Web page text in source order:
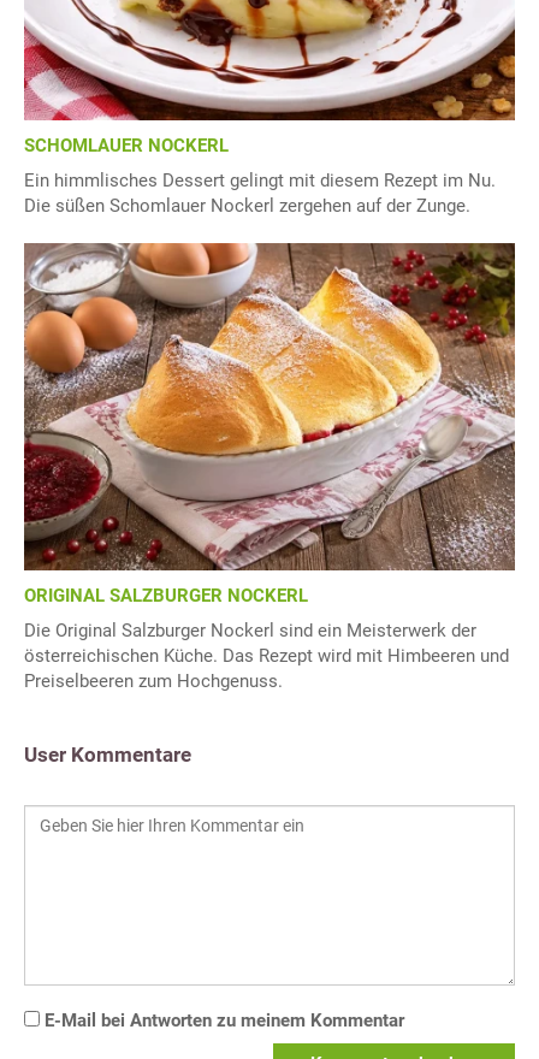
SCHOMLAUER NOCKERL
Ein himmlisches Dessert gelingt mit diesem Rezept im Nu.
Die süßen Schomlauer Nockerl zergehen auf der Zunge.
ORIGINAL SALZBURGER NOCKERL
Die Original Salzburger Nockerl sind ein Meisterwerk der
österreichischen Küche. Das Rezept wird mit Himbeeren und
Preiselbeeren zum Hochgenuss.
User Kommentare
E-Mail bei Antworten zu meinem Kommentar